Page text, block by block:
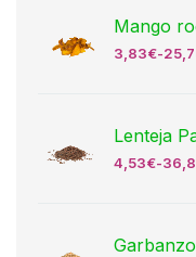
Mango
3,83€-
Lenteja
4,53€-